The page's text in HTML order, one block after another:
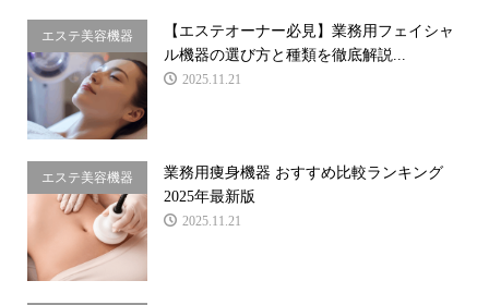
エステ美容機器
【エステオーナー必見】業務用フェイシャ
ル機器の選び方と種類を徹底解説...
2025.11.21
エステ美容機器
業務用痩身機器 おすすめ比較ランキング
2025年最新版
2025.11.21